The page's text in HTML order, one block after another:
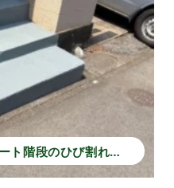
[流山市 S様邸]コンクリート階段のひび割れ補修と塗装で安全性と美観を回復！